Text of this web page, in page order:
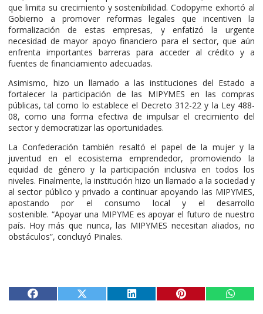
que limita su crecimiento y sostenibilidad. Codopyme exhortó al
Gobierno a promover reformas legales que incentiven la
formalización de estas empresas, y enfatizó la urgente
necesidad de mayor apoyo financiero para el sector, que aún
enfrenta importantes barreras para acceder al crédito y a
fuentes de financiamiento adecuadas.
Asimismo, hizo un llamado a las instituciones del Estado a
fortalecer la participación de las MIPYMES en las compras
públicas, tal como lo establece el Decreto 312-22 y la Ley 488-
08, como una forma efectiva de impulsar el crecimiento del
sector y democratizar las oportunidades.
La Confederación también resaltó el papel de la mujer y la
juventud en el ecosistema emprendedor, promoviendo la
equidad de género y la participación inclusiva en todos los
niveles. Finalmente, la institución hizo un llamado a la sociedad y
al sector público y privado a continuar apoyando las MIPYMES,
apostando por el consumo local y el desarrollo
sostenible. “Apoyar una MIPYME es apoyar el futuro de nuestro
país. Hoy más que nunca, las MIPYMES necesitan aliados, no
obstáculos”, concluyó Pinales.